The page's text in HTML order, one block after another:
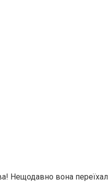
Нещодавно вона